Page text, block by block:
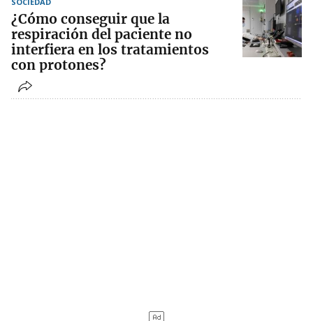
¿Cómo conseguir que la
respiración del paciente no
interfiera en los tratamientos
con protones?